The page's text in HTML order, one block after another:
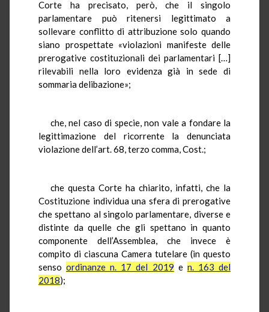
Corte ha precisato, però, che il singolo
parlamentare può ritenersi legittimato a
sollevare conflitto di attribuzione solo quando
siano prospettate «violazioni manifeste delle
prerogative costituzionali dei parlamentari […]
rilevabili nella loro evidenza già in sede di
sommaria delibazione»;
che, nel caso di specie, non vale a fondare la
legittimazione del ricorrente la denunciata
violazione dell’art. 68, terzo comma, Cost.;
che questa Corte ha chiarito, infatti, che la
Costituzione individua una sfera di prerogative
che spettano al singolo parlamentare, diverse e
distinte da quelle che gli spettano in quanto
componente dell’Assemblea, che invece è
compito di ciascuna Camera tutelare (in questo
sensoordinanze n. 17 del 2019 e n. 163 del
2018);